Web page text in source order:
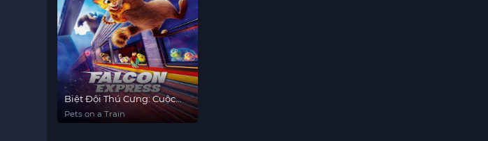
Biệt Đội Thú Cưng: Cuộc
Chiến Trên Đường Ray
Pets on a Train